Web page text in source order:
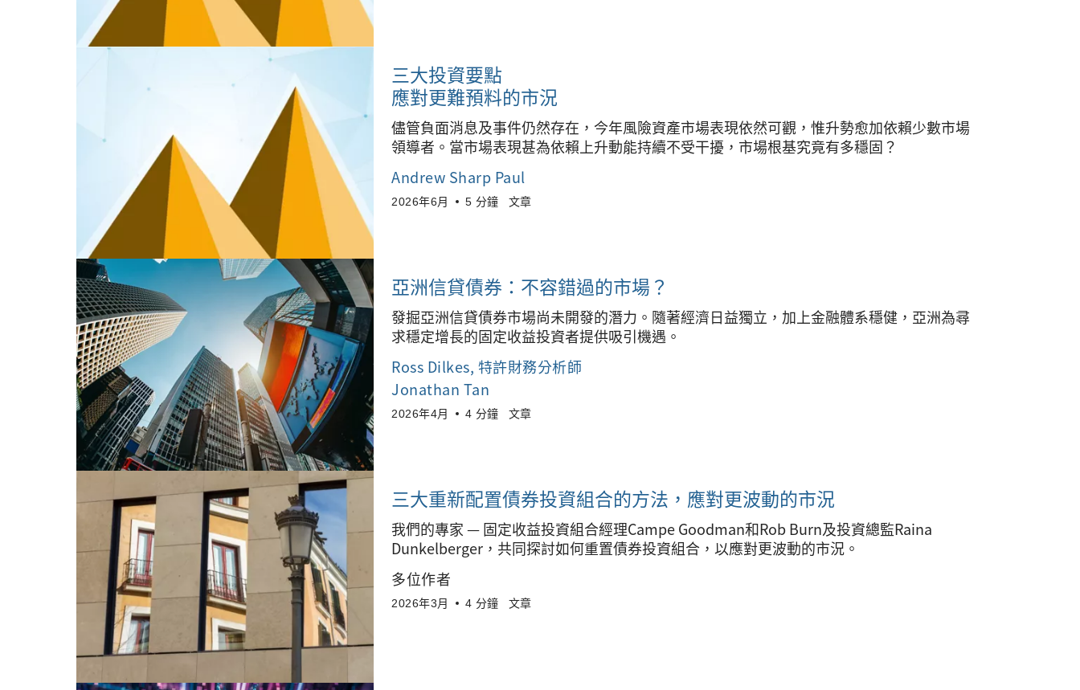
三大投資要點
應對更難預料的市況
儘管負面消息及事件仍然存在，今年風險資產市場表現依然可觀，惟升勢愈加依賴少數市場
領導者。當市場表現甚為依賴上升動能持續不受干擾，市場根基究竟有多穩固？
Andrew Sharp Paul
2026年6月 5 分鐘 文章
亞洲信貸債券：不容錯過的市場？
發掘亞洲信貸債券市場尚未開發的潛力。隨著經濟日益獨立，加上金融體系穩健，亞洲為尋
求穩定增長的固定收益投資者提供吸引機遇。
Ross Dilkes, 特許財務分析師
Jonathan Tan
2026年4月 4 分鐘 文章
三大重新配置債券投資組合的方法，應對更波動的市況
我們的專家 — 固定收益投資組合經理Campe Goodman和Rob Burn及投資總監Raina
Dunkelberger，共同探討如何重置債券投資組合，以應對更波動的市況。
多位作者
2026年3月 4 分鐘 文章